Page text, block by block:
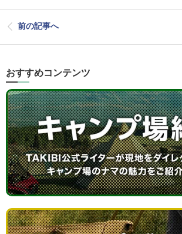
前の記事へ
おすすめコンテンツ